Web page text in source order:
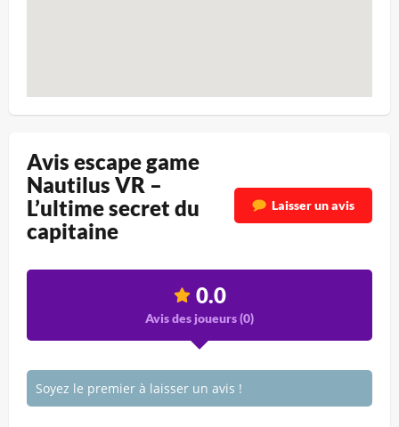
Avis escape game
Nautilus VR –
L’ultime secret du
capitaine
Laisser un avis
0.0
Avis des joueurs (0)
Soyez le premier à laisser un avis !